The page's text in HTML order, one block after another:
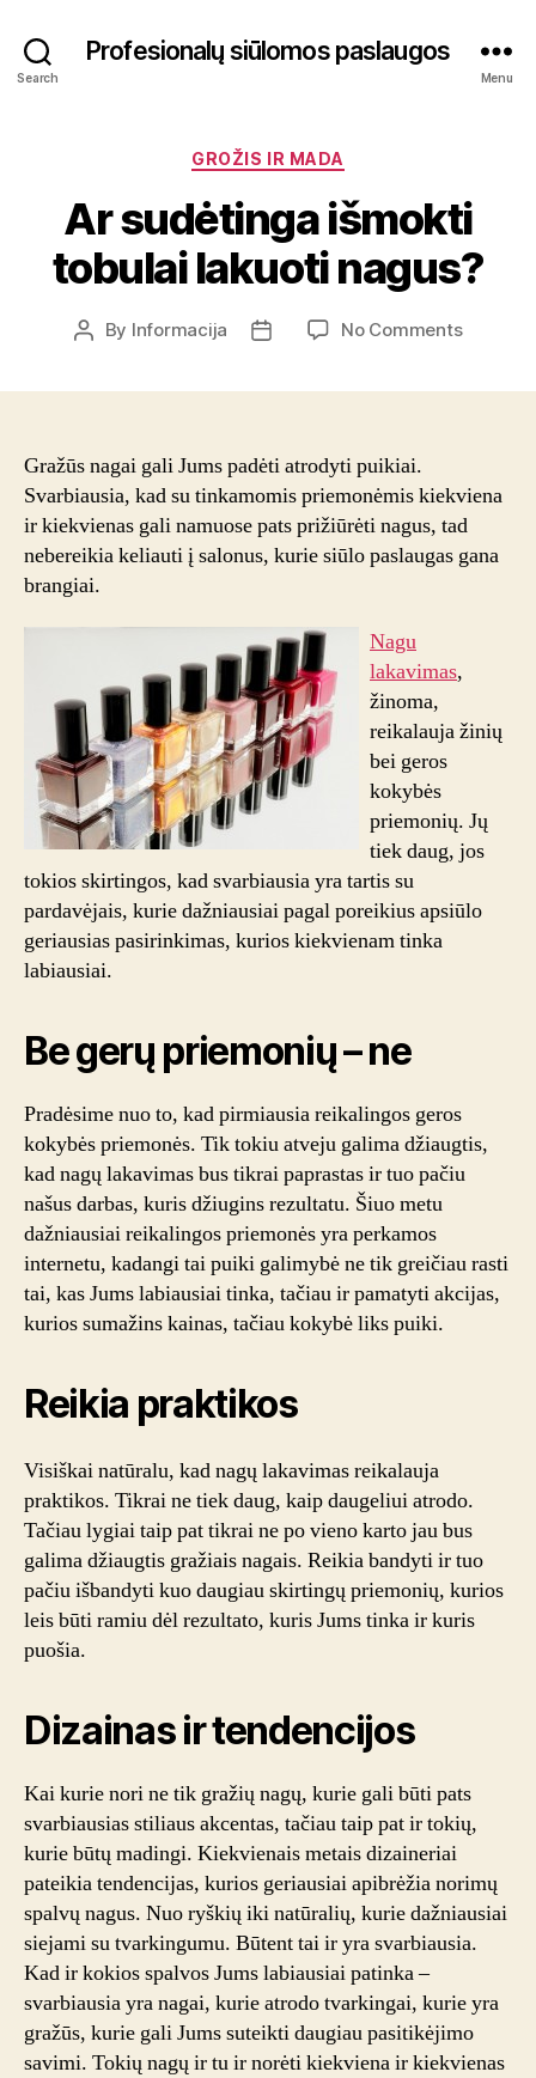
Search
Profesionalų siūlomos paslaugos
Menu
Categories
GROŽIS IR MADA
Ar sudėtinga išmokti
tobulai lakuoti nagus?
Post
By Informacija
Post
No Commentson
nagus?
Gražūs nagai gali Jums padėti atrodyti puikiai.
Svarbiausia, kad su tinkamomis priemonėmis kiekviena
ir kiekvienas gali namuose pats prižiūrėti nagus, tad
nebereikia keliauti į salonus, kurie siūlo paslaugas gana
brangiai.
Nagu
lakavimas,
žinoma,
reikalauja žinių
bei geros
kokybės
priemonių. Jų
tiek daug, jos
tokios skirtingos, kad svarbiausia yra tartis su
pardavėjais, kurie dažniausiai pagal poreikius apsiūlo
geriausias pasirinkimas, kurios kiekvienam tinka
labiausiai.
Be gerų priemonių – ne
Pradėsime nuo to, kad pirmiausia reikalingos geros
kokybės priemonės. Tik tokiu atveju galima džiaugtis,
kad nagų lakavimas bus tikrai paprastas ir tuo pačiu
našus darbas, kuris džiugins rezultatu. Šiuo metu
dažniausiai reikalingos priemonės yra perkamos
internetu, kadangi tai puiki galimybė ne tik greičiau rasti
tai, kas Jums labiausiai tinka, tačiau ir pamatyti akcijas,
kurios sumažins kainas, tačiau kokybė liks puiki.
Reikia praktikos
Visiškai natūralu, kad nagų lakavimas reikalauja
praktikos. Tikrai ne tiek daug, kaip daugeliui atrodo.
Tačiau lygiai taip pat tikrai ne po vieno karto jau bus
galima džiaugtis gražiais nagais. Reikia bandyti ir tuo
pačiu išbandyti kuo daugiau skirtingų priemonių, kurios
leis būti ramiu dėl rezultato, kuris Jums tinka ir kuris
puošia.
Dizainas ir tendencijos
Kai kurie nori ne tik gražių nagų, kurie gali būti pats
svarbiausias stiliaus akcentas, tačiau taip pat ir tokių,
kurie būtų madingi. Kiekvienais metais dizaineriai
pateikia tendencijas, kurios geriausiai apibrėžia norimų
spalvų nagus. Nuo ryškių iki natūralių, kurie dažniausiai
siejami su tvarkingumu. Būtent tai ir yra svarbiausia.
Kad ir kokios spalvos Jums labiausiai patinka –
svarbiausia yra nagai, kurie atrodo tvarkingai, kurie yra
gražūs, kurie gali Jums suteikti daugiau pasitikėjimo
savimi. Tokių nagų ir tu ir norėti kiekviena ir kiekvienas